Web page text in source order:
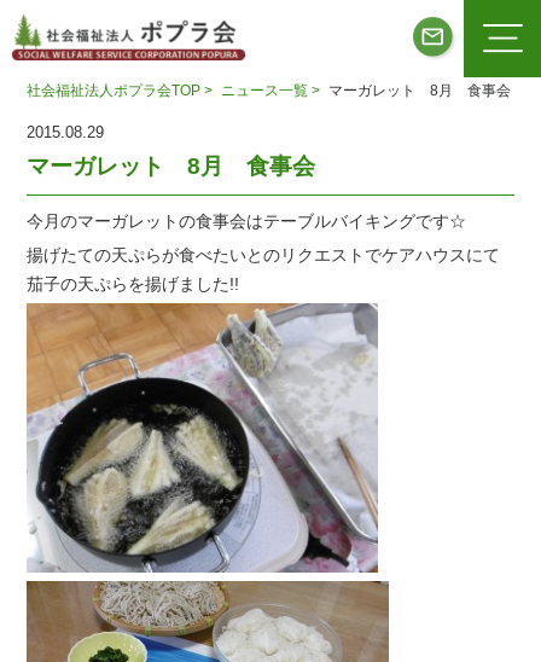
社会福祉法人ポプラ会TOP > ニュース一覧 > マーガレット 8月 食事会
2015.08.29
マーガレット 8月 食事会
今月のマーガレットの食事会はテーブルバイキングです☆
揚げたての天ぷらが食べたいとのリクエストでケアハウスにて
茄子の天ぷらを揚げました!!